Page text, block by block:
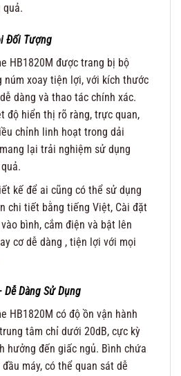
quả.
Đối Tượng
HB1820M được trang bị bộ
núm xoay tiện lợi, với kích thước
dàng và thao tác chính xác.
độ hiển thị rõ ràng, trực quan,
chỉnh linh hoạt trong dải
lại trải nghiệm sử dụng
kế để ai cũng có thể sử dụng
chi tiết bằng tiếng Việt, Cài đặt
bình, cắm điện và bật lên
cơ dễ dàng , tiện lợi với mọi
Dàng Sử Dụng
HB1820M có độ ồn vận hành
tâm chỉ dưới 20dB, cực kỳ
hưởng đến giấc ngủ. Bình chứa
máy, có thể quan sát dễ